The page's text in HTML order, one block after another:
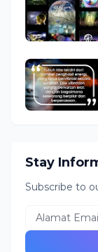
Stay
Subscribe to